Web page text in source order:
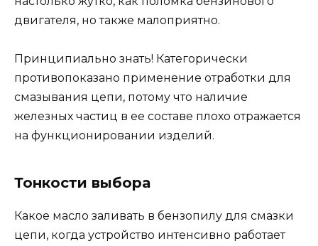
двигателя, но также малоприятно.
Принципиально знать! Категорически
противопоказано применение отработки для
смазывания цепи, потому что наличие
железных частиц в ее составе плохо отражается
на функционировании изделий.
Тонкости выбора
Какое масло заливать в бензопилу для смазки
цепи, когда устройство интенсивно работает